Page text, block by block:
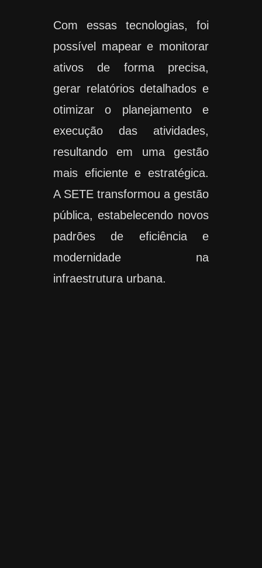
Com essas tecnologias, foi
possível mapear e monitorar
ativos de forma precisa,
gerar relatórios detalhados e
otimizar o planejamento e
execução das atividades,
resultando em uma gestão
mais eficiente e estratégica.
A SETE transformou a gestão
pública, estabelecendo novos
padrões de eficiência e
modernidade na
infraestrutura urbana.